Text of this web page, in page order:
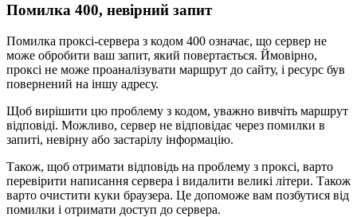
Помилка 400, невірний запит
Помилка проксі-сервера з кодом 400 означає, що сервер не
може обробити ваш запит, який повертається. Ймовірно,
проксі не може проаналізувати маршрут до сайту, і ресурс був
повернений на іншу адресу.
Щоб вирішити цю проблему з кодом, уважно вивчіть маршрут
відповіді. Можливо, сервер не відповідає через помилки в
запиті, невірну або застарілу інформацію.
Також, щоб отримати відповідь на проблему з проксі, варто
перевірити написання сервера і видалити великі літери. Також
варто очистити куки браузера. Це допоможе вам позбутися від
помилки і отримати доступ до сервера.